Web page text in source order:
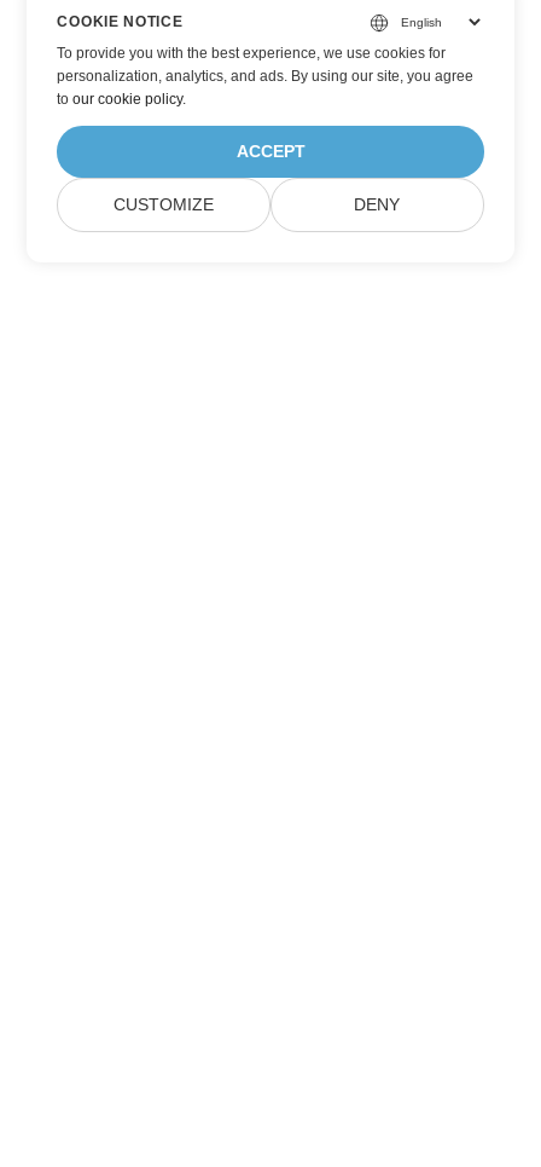
COOKIE NOTICE
To provide you with the best experience, we use cookies for
personalization, analytics, and ads. By using our site, you agree
toour cookie policy.
ACCEPT
CUSTOMIZE DENY